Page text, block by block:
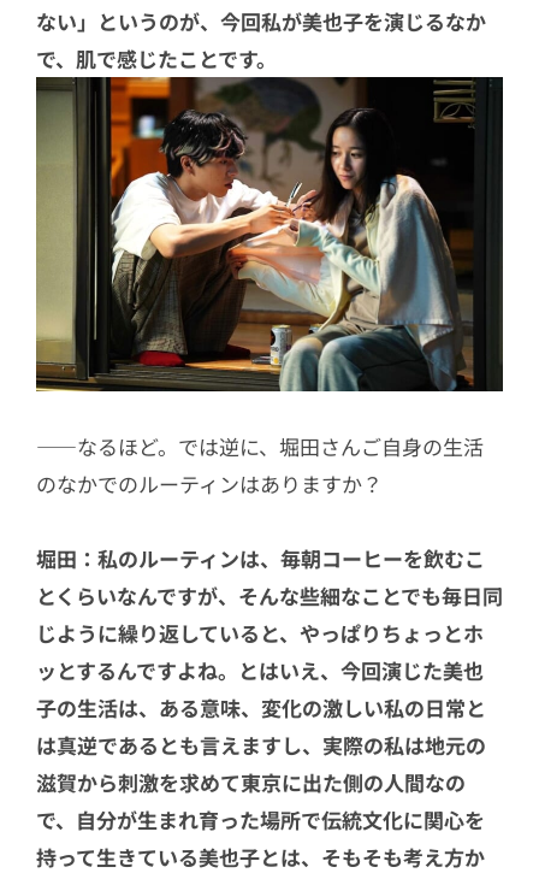
ない」というのが、今回私が美也子を演じるなか
で、肌で感じたことです。
――なるほど。では逆に、堀田さんご自身の生活
のなかでのルーティンはありますか？
堀田：私のルーティンは、毎朝コーヒーを飲むこ
とくらいなんですが、そんな些細なことでも毎日同
じように繰り返していると、やっぱりちょっとホ
ッとするんですよね。とはいえ、今回演じた美也
子の生活は、ある意味、変化の激しい私の日常と
は真逆であるとも言えますし、実際の私は地元の
滋賀から刺激を求めて東京に出た側の人間なの
で、自分が生まれ育った場所で伝統文化に関心を
持って生きている美也子とは、そもそも考え方か